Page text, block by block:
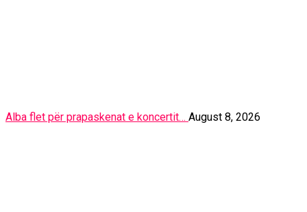
Alba flet për prapaskenat e koncertit… August 8, 2026